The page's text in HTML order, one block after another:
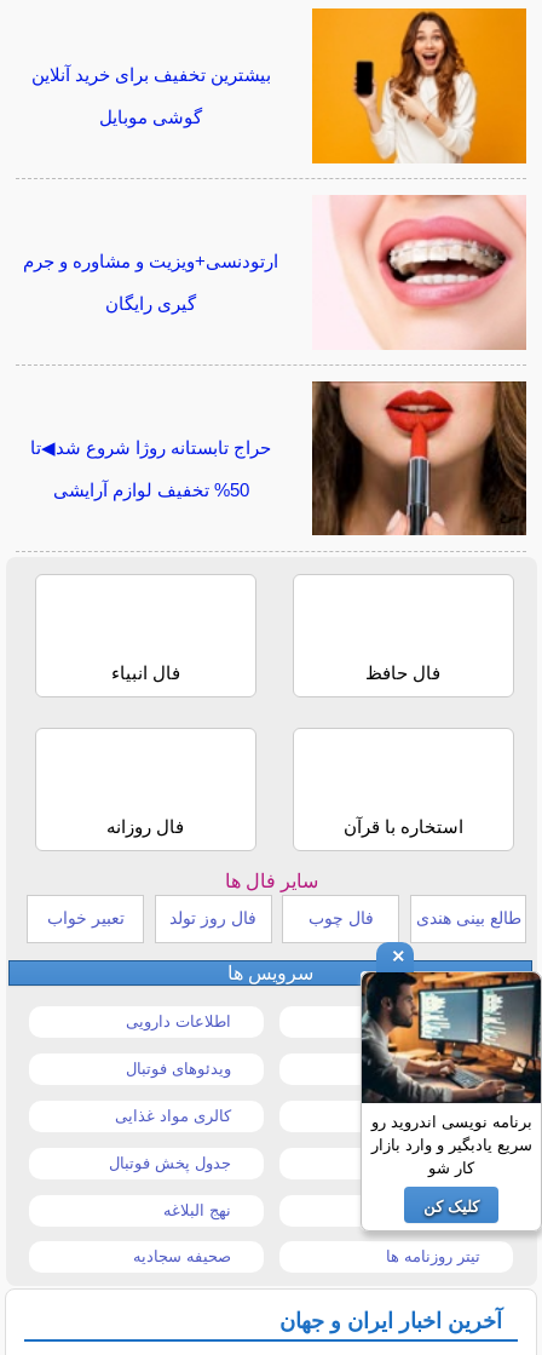
بیشترین تخفیف برای خرید آنلاین
گوشی موبایل
ارتودنسی+ویزیت و مشاوره و جرم
گیری رایگان
حراج تابستانه روژا شروع شد◀تا
50% تخفیف لوازم آرایشی
فال حافظ فال انبیاء
استخاره با قرآن فال روزانه
سایر فال ها
طالع بینی هندی فال چوب فال روز تولد تعبیر خواب
سرویس ها
قیمت خودرو اطلاعات دارویی
قیمت طلا و سکه ویدئوهای فوتبال
قیمت دلار کالری مواد غذایی
قیمت موبایل جدول پخش فوتبال
قیمت تبلت نهج البلاغه
تیتر روزنامه ها صحیفه سجادیه
آخرین اخبار ایران و جهان
×
برنامه نویسی اندروید رو
سریع یادبگیر و وارد بازار
کار شو
کلیک کن